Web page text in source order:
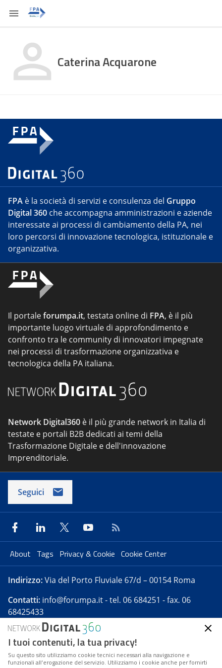
Caterina Acquarone
FPA è la società di servizi e consulenza del Gruppo
Digital 360 che accompagna amministrazioni e aziende
interessate ai processi di cambiamento della PA, nei
loro percorsi di innovazione tecnologica, istituzionale e
organizzativa.
Il portaleforumpa.it, testata online di FPA, è il più
importante luogo virtuale di approfondimento e
confronto tra le community di innovatori impegnate
nei processi di trasformazione organizzativa e
tecnologica della PA italiana.
Network Digital360 è il più grande network in Italia di
testate e portali B2B dedicati ai temi della
Trasformazione Digitale e dell'innovazione
Imprenditoriale.
Seguici
About Tags Privacy & Cookie Cookie Center
Indirizzo:Via del Porto Fluviale 67/d – 00154 Roma
Contatti: info@forumpa.it- tel. 06 684251 - fax. 06
68425433
Forumpa.itè una pubblicazione telematica iscritta
presso Registro della stampa del Tribunale di Roma -
Reg. n. 182 del 2 maggio 2008 - Direttore resp. Michela
I tuoi contenuti, la tua privacy!
Su questo sito utilizziamo cookie tecnici necessari alla navigazione e
funzionali all’erogazione del servizio. Utilizziamo i cookie anche per fornirti